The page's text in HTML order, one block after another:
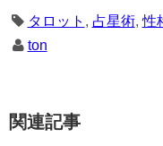
タロット , 占星術,性
ton
関連記事